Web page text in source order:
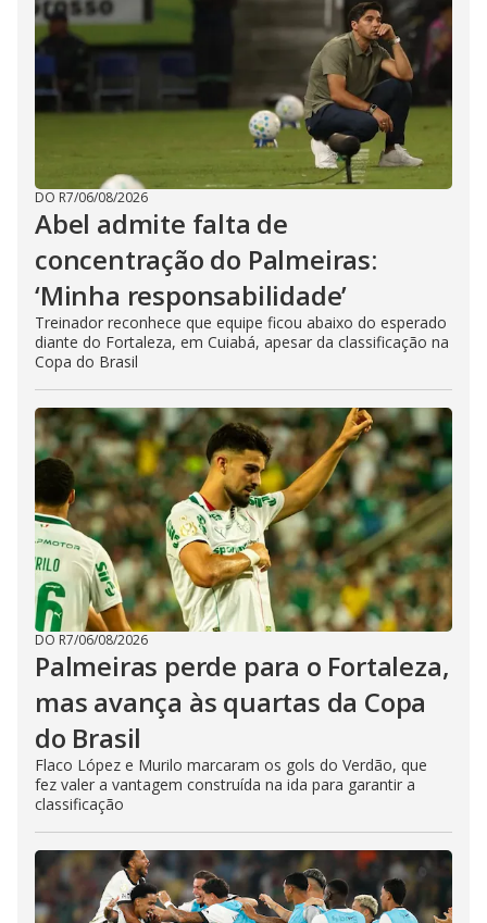
DO R7/06/08/2026
Abel admite falta de
concentração do Palmeiras:
‘Minha responsabilidade’
Treinador reconhece que equipe ficou abaixo do esperado
diante do Fortaleza, em Cuiabá, apesar da classificação na
Copa do Brasil
DO R7/06/08/2026
Palmeiras perde para o Fortaleza,
mas avança às quartas da Copa
do Brasil
Flaco López e Murilo marcaram os gols do Verdão, que
fez valer a vantagem construída na ida para garantir a
classificação